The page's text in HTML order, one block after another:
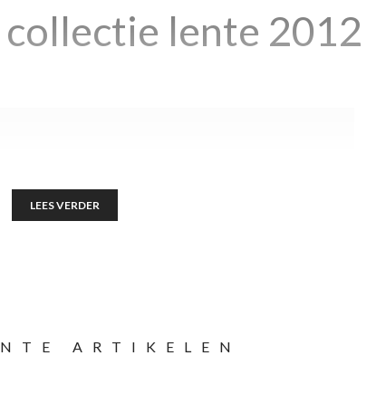
collectie lente 2012
LEES VERDER
ARTIKELEN